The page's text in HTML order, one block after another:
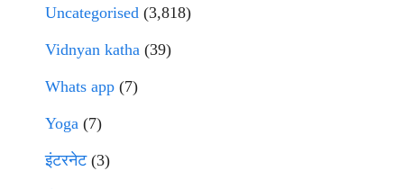
Uncategorised (3,818)
Vidnyan katha (39)
Whats app (7)
Yoga (7)
इंटरनेट(3)